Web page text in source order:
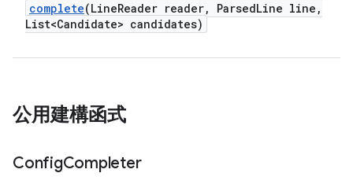
complete(LineReader reader, ParsedLine line ,
List<Candidate> candidates)
公用建構函式
ConfigCompleter